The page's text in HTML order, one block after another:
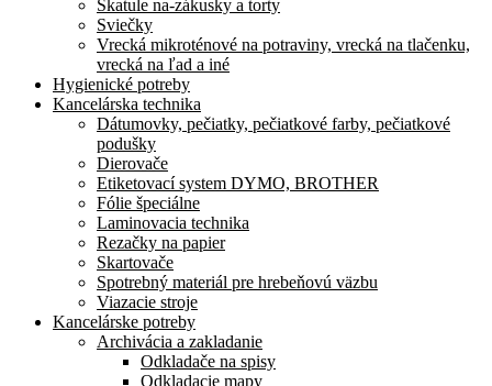
Škatule na-zákusky a torty
Sviečky
Vrecká mikroténové na potraviny, vrecká na tlačenku,
vrecká na ľad a iné
Hygienické potreby
Kancelárska technika
Dátumovky, pečiatky, pečiatkové farby, pečiatkové
podušky
Dierovače
Etiketovací system DYMO, BROTHER
Fólie špeciálne
Laminovacia technika
Rezačky na papier
Skartovače
Spotrebný materiál pre hrebeňovú väzbu
Viazacie stroje
Kancelárske potreby
Archivácia a zakladanie
Odkladače na spisy
Odkladacie mapy